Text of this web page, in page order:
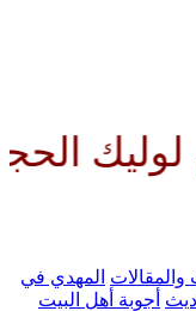
الحجة
والمقالات المهدي في
أجوبة أهل البيت